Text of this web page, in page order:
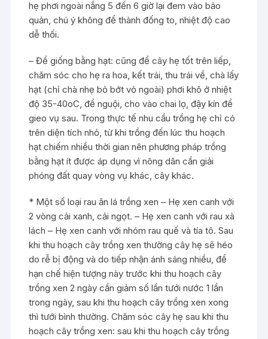
hẹ phơi ngoài nắng 5 đến 6 giờ lại đem vào bảo
quản, chú ý không để thành đống to, nhiệt độ cao
dễ thối.
– Để giống bằng hạt: cũng để cây hẹ tốt trên liếp,
chăm sóc cho hẹ ra hoa, kết trái, thu trái về, chà lấy
hạt (chỉ chà nhẹ bỏ bớt vỏ ngoài) phơi khô ở nhiệt
độ 35-40oC, để nguội, cho vào chai lọ, đậy kín để
gieo vụ sau. Trong thực tế nhu cầu trồng hẹ chỉ có
trên diện tích nhỏ, từ khi trồng đến lúc thu hoạch
hạt chiếm nhiều thời gian nên phương pháp trồng
bằng hạt ít được áp dụng vì nông dân cần giải
phóng đất quay vòng vụ khác, cây khác.
* Một số loại rau ăn lá trồng xen – Hẹ xen canh với
2 vòng cải xanh, cải ngọt. – Hẹ xen canh với rau xà
lách – Hẹ xen canh với nhóm rau quế và tía tô. Sau
khi thu hoạch cây trồng xen thường cây hẹ sẽ héo
do rễ bị động và do tiếp nhận ánh sáng nhiều, để
hạn chế hiện tượng này trước khi thu hoạch cây
trồng xen 2 ngày cần giảm số lần tưới nước 1 lần
trong ngày, sau khi thu hoạch cây trồng xen xong
thì tưới bình thường. Chăm sóc cây hẹ sau khi thu
hoạch cây trồng xen: sau khi thu hoạch cây trồng